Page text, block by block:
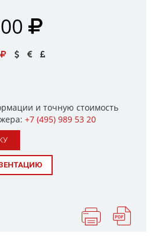
и точную стоимость
+7 (495) 989 53 20